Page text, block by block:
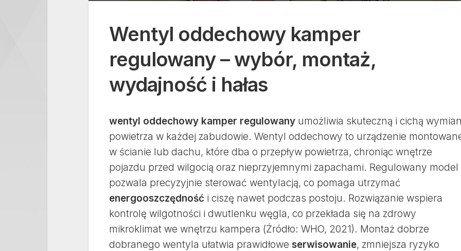
Wentyl oddechowy kamper
regulowany – wybór, montaż,
wydajność i hałas
wentyl oddechowy kamper regulowany umożliwia skuteczną i cichą
powietrza w każdej zabudowie. Wentyl oddechowy to urządzenie
w ścianie lub dachu, które dba o przepływ powietrza, chroniąc wnętrze
pojazdu przed wilgocią oraz nieprzyjemnymi zapachami. Regulowany model
pozwala precyzyjnie sterować wentylacją, co pomaga utrzymać
energooszczędność i ciszę nawet podczas postoju. Rozwiązanie wspiera
kontrolę wilgotności i dwutlenku węgla, co przekłada się na zdrowy
mikroklimat we wnętrzu kampera (Źródło: WHO, 2021). Montaż dobrze
dobranego wentyla ułatwia prawidłowe serwisowanie, zmniejsza ryzyko